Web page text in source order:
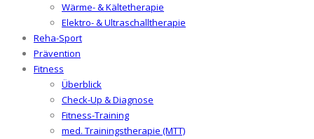
Wärme- & Kältetherapie
Elektro- & Ultraschalltherapie
Reha-Sport
Prävention
Fitness
Überblick
Check-Up & Diagnose
Fitness-Training
med. Trainingstherapie (MTT)